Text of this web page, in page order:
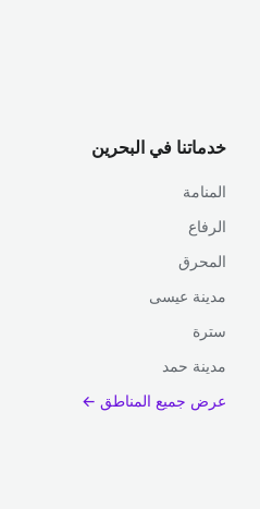
خدماتنا في البحرين
المنامة
الرفاع
المحرق
مدينة عيسى
سترة
مدينة حمد
عرض جميع المناطق ←